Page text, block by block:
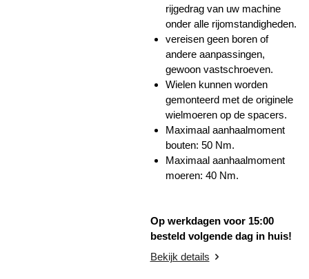
rijgedrag van uw machine
onder alle rijomstandigheden.
vereisen geen boren of
andere aanpassingen,
gewoon vastschroeven.
Wielen kunnen worden
gemonteerd met de originele
wielmoeren op de spacers.
Maximaal aanhaalmoment
bouten: 50 Nm.
Maximaal aanhaalmoment
moeren: 40 Nm.
Op werkdagen voor 15:00
besteld volgende dag in huis!
Bekijk details